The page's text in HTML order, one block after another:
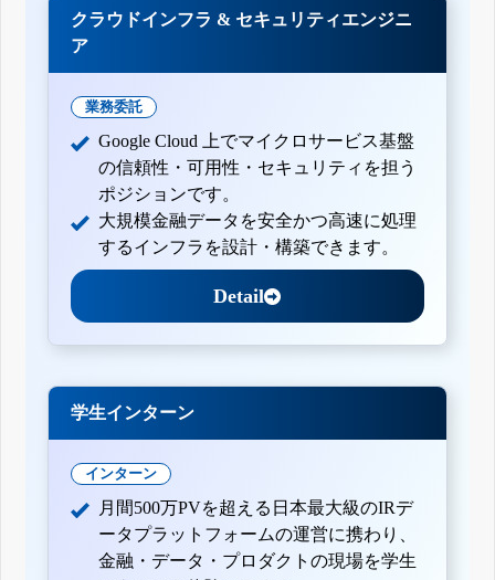
クラウドインフラ & セキュリティエンジニ
ア
業務委託
Google Cloud 上でマイクロサービス基盤
の信頼性・可用性・セキュリティを担う
ポジションです。
大規模金融データを安全かつ高速に処理
するインフラを設計・構築できます。
Detail
学生インターン
インターン
月間500万PVを超える日本最大級のIRデ
ータプラットフォームの運営に携わり、
金融・データ・プロダクトの現場を学生